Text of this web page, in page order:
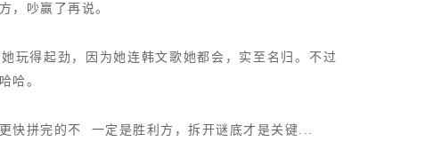
，吵赢了再说。
玩得起劲，因为她连韩文歌她都会，实至名归。不过
哈。
快拼完的不 一定是胜利方，拆开谜底才是关键...